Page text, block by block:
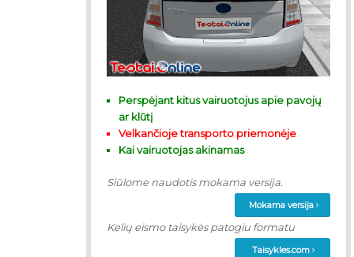
Perspėjant kitus vairuotojus apie pavojų
ar klūtį
Velkančioje transporto priemonėje
Kai vairuotojas akinamas
Siūlome naudotis mokama versija.
Mokama versija
Kelių eismo taisykės patogiu formatu
Taisykles.com